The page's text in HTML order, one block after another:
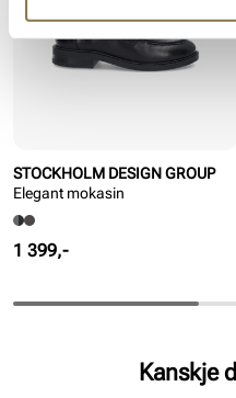
STOCKHOLM DESIGN GROUP
Elegant mokasin
Pris
1 399,-
Kanskje